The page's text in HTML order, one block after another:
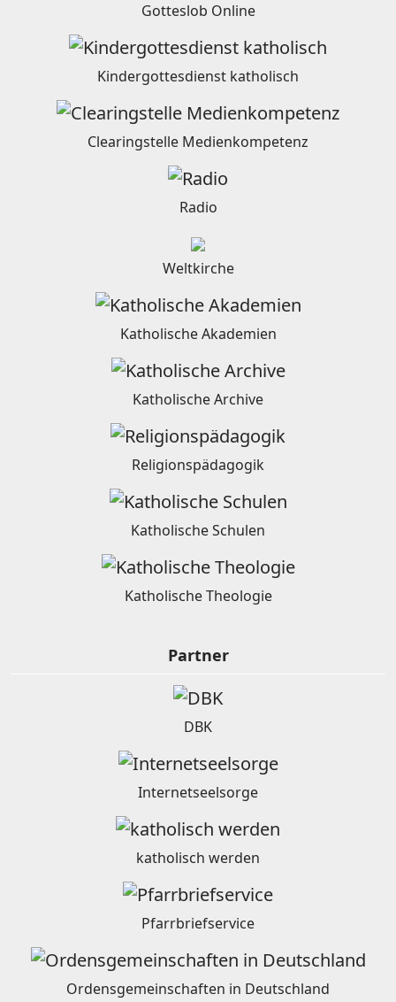
Gotteslob Online
Kindergottesdienst katholisch
Clearingstelle Medienkompetenz
Radio
Weltkirche
Katholische Akademien
Katholische Archive
Religionspädagogik
Katholische Schulen
Katholische Theologie
Partner
DBK
Internetseelsorge
katholisch werden
Pfarrbriefservice
Ordensgemeinschaften in Deutschland